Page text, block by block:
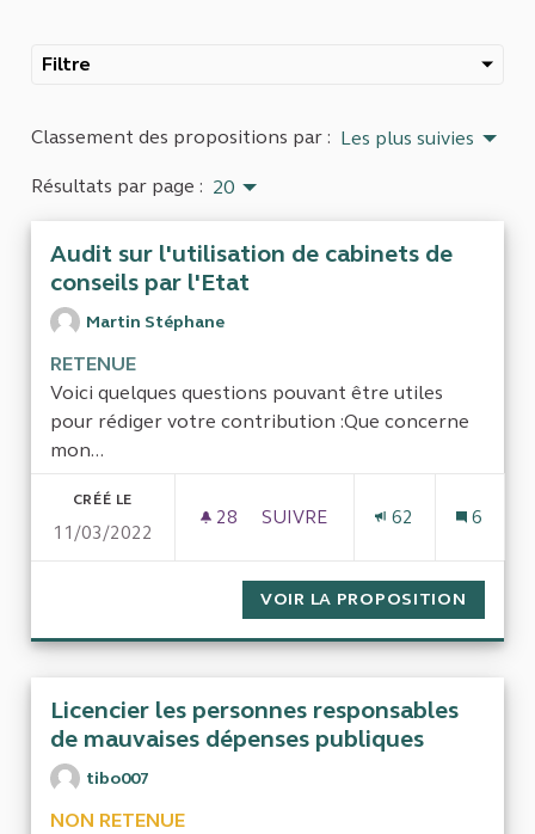
Filtre
Classement des propositions par : Les plus suivies
Résultats par page : 20
Audit sur l'utilisation de cabinets de
conseils par l'Etat
Martin Stéphane
RETENUE
Voici quelques questions pouvant être utiles
pour rédiger votre contribution :Que concerne
mon...
CRÉÉ LE
11/03/2022
28 28 ABONNÉS
SUIVRE
62 6
VOIR LA PROPOSITION
Licencier les personnes responsables
de mauvaises dépenses publiques
tibo007
NON RETENUE